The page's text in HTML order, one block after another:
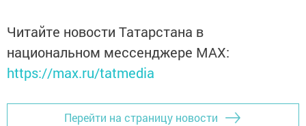
Читайте новости Татарстана в
национальном мессенджере MАХ:
https://max.ru/tatmedia
Перейти на страницу новости